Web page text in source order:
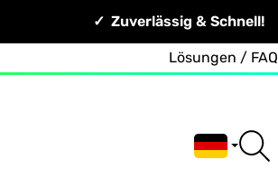
Zuverlässig & Schnell!
Lösungen / FAQ
Deutsch